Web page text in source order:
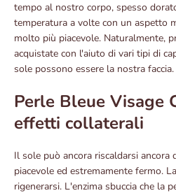
tempo al nostro corpo, spesso
temperatura a volte con un aspetto
molto più piacevole. Naturalmente,
acquistate con l'aiuto di vari tipi di
sole possono essere la nostra faccia.
Perle Bleue Visage
effetti collaterali
Il sole può ancora riscaldarsi ancora
piacevole ed estremamente fermo.
rigenerarsi. L'enzima sbuccia che la